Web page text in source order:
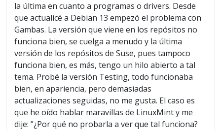
la última en cuanto a programas o drivers. Desde
que actualicé a Debian 13 empezó el problema con
Gambas. La versión que viene en los repósitos no
funciona bien, se cuelga a menudo y la última
versión de los repósitos de Suse, pues tampoco
funciona bien, es más, tengo un hilo abierto a tal
tema. Probé la versión Testing, todo funcionaba
bien, en apariencia, pero demasiadas
actualizaciones seguidas, no me gusta. El caso es
que he oído hablar maravillas de LinuxMint y me
dije: "¿Por qué no probarla a ver que tal funciona?